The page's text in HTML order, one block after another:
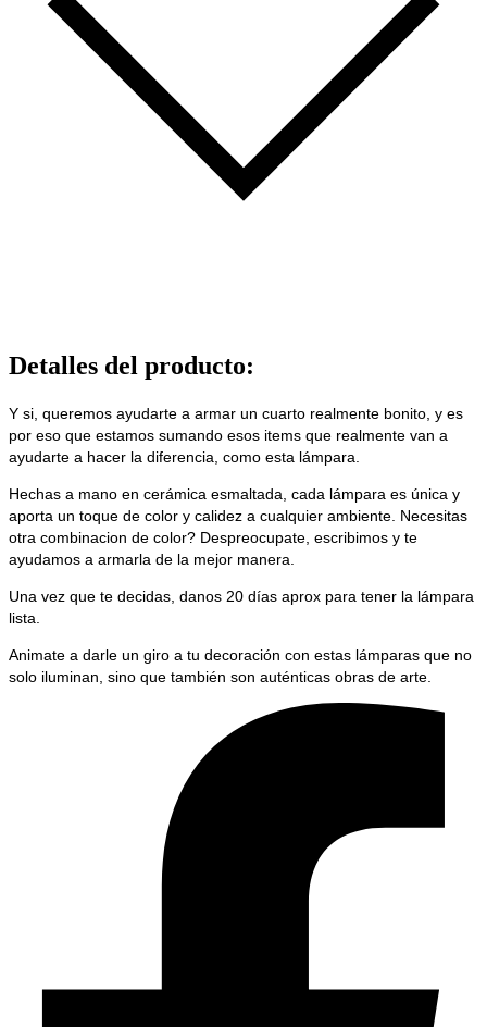
Detalles del producto:
Y si, queremos ayudarte a armar un cuarto realmente bonito, y es
por eso que estamos sumando esos items que realmente van a
ayudarte a hacer la diferencia, como esta lámpara.
Hechas a mano en cerámica esmaltada, cada lámpara es única y
aporta un toque de color y calidez a cualquier ambiente. Necesitas
otra combinacion de color? Despreocupate, escribimos y te
ayudamos a armarla de la mejor manera.
Una vez que te decidas, danos 20 días aprox para tener la lámpara
lista.
Animate a darle un giro a tu decoración con estas lámparas que no
solo iluminan, sino que también son auténticas obras de arte.